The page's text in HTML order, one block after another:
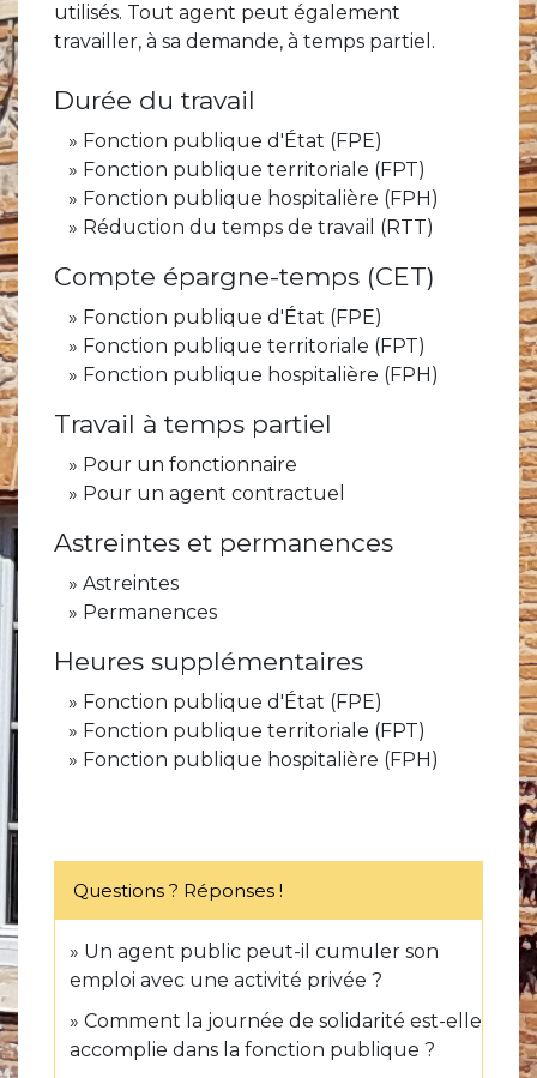
utilisés. Tout agent peut également
travailler, à sa demande, à temps partiel.
Durée du travail
Fonction publique d'État (FPE)
Fonction publique territoriale (FPT)
Fonction publique hospitalière (FPH)
Réduction du temps de travail (RTT)
Compte épargne-temps (CET)
Fonction publique d'État (FPE)
Fonction publique territoriale (FPT)
Fonction publique hospitalière (FPH)
Travail à temps partiel
Pour un fonctionnaire
Pour un agent contractuel
Astreintes et permanences
Astreintes
Permanences
Heures supplémentaires
Fonction publique d'État (FPE)
Fonction publique territoriale (FPT)
Fonction publique hospitalière (FPH)
Questions ? Réponses !
Un agent public peut-il cumuler son
emploi avec une activité privée ?
Comment la journée de solidarité est-elle
accomplie dans la fonction publique ?